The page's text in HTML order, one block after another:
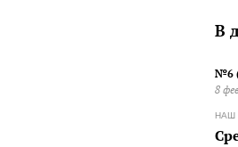
В
№6
8
НАШ